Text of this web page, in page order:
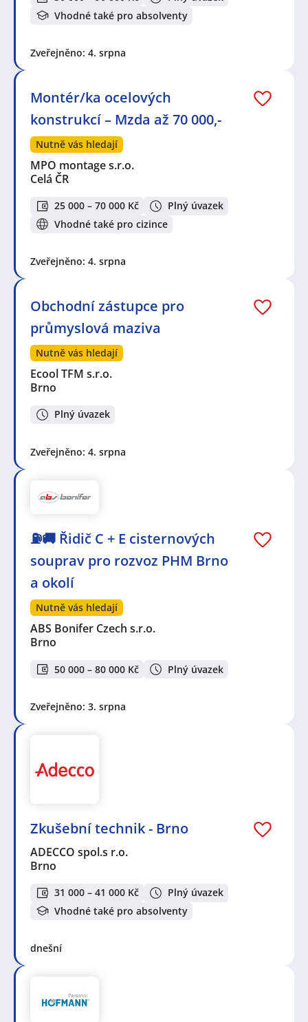
Vhodné také pro absolventy
Zveřejněno: 4. srpna
Montér/ka ocelových
konstrukcí – Mzda až 70 000,-
Nutně vás hledají
MPO montage s.r.o.
Celá ČR
25 000 – 70 000 Kč
Plný úvazek
Vhodné také pro cizince
Zveřejněno: 4. srpna
Obchodní zástupce pro
průmyslová maziva
Nutně vás hledají
Ecool TFM s.r.o.
Brno
Plný úvazek
Zveřejněno: 4. srpna
⛽🚚 Řidič C + E cisternových
souprav pro rozvoz PHM Brno
a okolí
Nutně vás hledají
ABS Bonifer Czech s.r.o.
Brno
50 000 – 80 000 Kč Plný úvazek
Zveřejněno: 3. srpna
Zkušební technik - Brno
ADECCO spol.s r.o.
Brno
31 000 – 41 000 Kč
Plný úvazek
Vhodné také pro absolventy
dnešní